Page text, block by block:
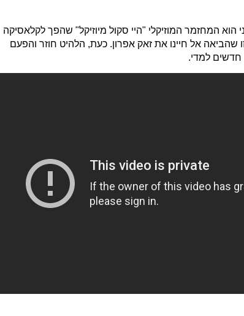
המחזמר המוזיקלי "היי סקול מיוזיקל" שהפך לקלאסיקה
שהביאה אל חיינו את זאק אפרון. כעת, הלהיט חוזר והפעם